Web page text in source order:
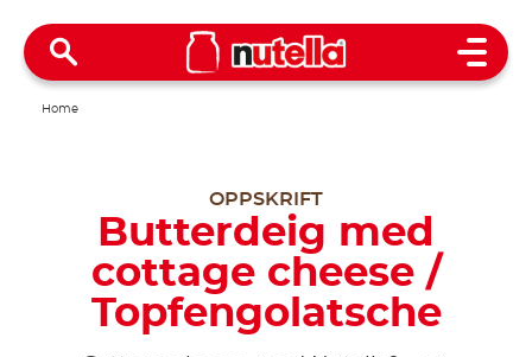
Open
Home
OPPSKRIFT
Butterdeig med
cottage cheese /
Topfengolatsche